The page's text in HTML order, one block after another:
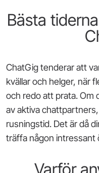
Bästa
ChatGig tenderar att
kvällar och helger, när
och redo att prata. Om
av aktiva
rusningstid. Det är då
träffa någon intressant